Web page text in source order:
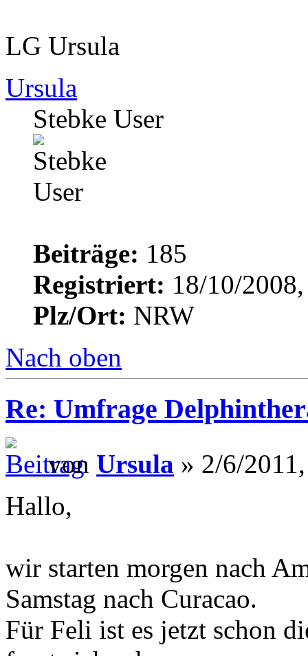
LG Ursula
Ursula
Stebke User
Beiträge: 185
Registriert: 18/10/
Plz/Ort: NRW
Nach oben
Re: Umfrage
von Ursula » 2/6/
Hallo,
wir starten morgen nach
Samstag nach Curacao.
Für Feli ist es jetzt schon